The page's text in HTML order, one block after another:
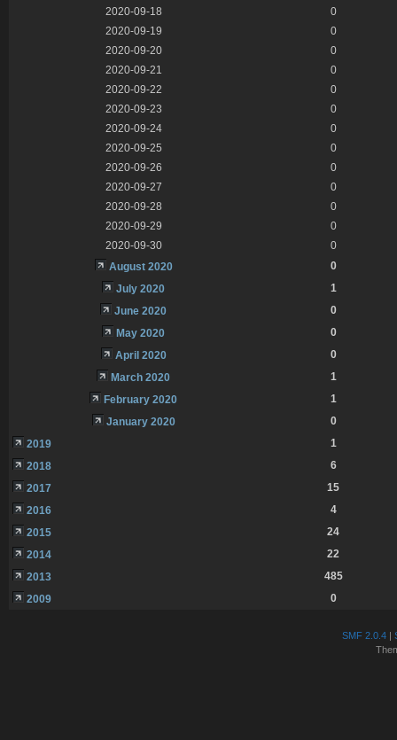
2020-09-18
0
2020-09-19
0
2020-09-20
0
2020-09-21
0
2020-09-22
0
2020-09-23
0
2020-09-24
0
2020-09-25
0
2020-09-26
0
2020-09-27
0
2020-09-28
0
2020-09-29
0
2020-09-30
0
August 2020
0
July 2020
1
June 2020
0
May 2020
0
April 2020
0
March 2020
1
February 2020
1
January 2020
0
2019
1
2018
6
2017
15
2016
4
2015
24
2014
22
2013
485
2009
0
SMF 2.0.4|